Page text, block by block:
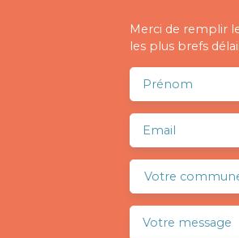
Merci de remplir
les plus brefs
Prénom
Email
Votre
Votre message